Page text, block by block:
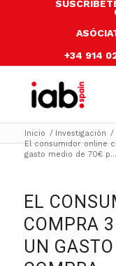
+34 914
Inicio / Investigación /
El consumidor online
gasto medio de 70€ p...
EL
COMPRA
UN